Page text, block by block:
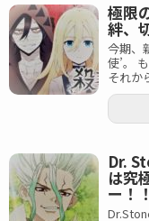
極限
絆、
今期、
使’。
それか
Dr.
は
ー！